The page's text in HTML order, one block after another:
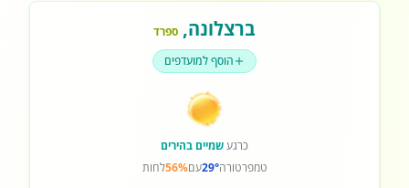
ברצלונה, ספרד
הוסף למועדפים
כרגעשמיים בהירים
טמפרטורה29°עם56%לחות